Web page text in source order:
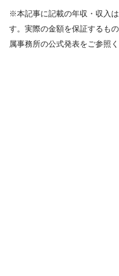
※本記事に記載の年収・収入
す。実際の金額を保証するも
属事務所の公式発表をご参照く